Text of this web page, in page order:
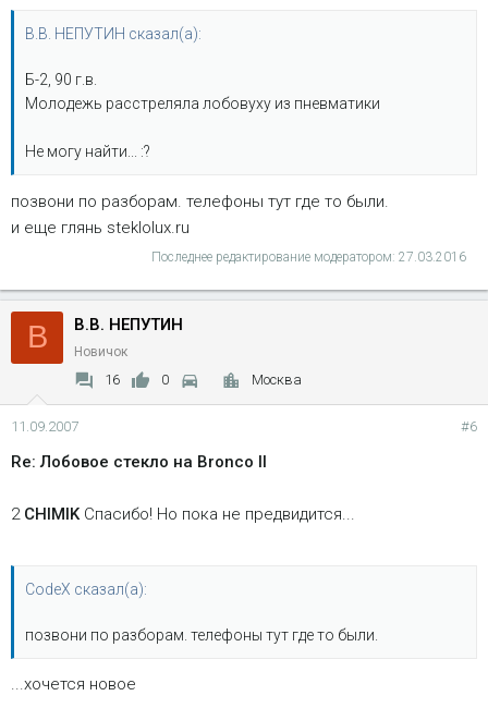
В.В. НЕПУТИН сказал(а):
Б-2, 90 г.в.
Молодежь расстреляла лобовуху из пневматики
Не могу найти... :?
позвони по разборам. телефоны тут где то были.
и еще глянь steklolux.ru
Последнее редактирование модератором: 27.03.2016
В В.В. НЕПУТИН
Новичок
16 0 Москва
11.09.2007 #6
Re: Лобовое стекло на Bronco II
2 CHIMIK Спасибо! Но пока не предвидится...
CodeX сказал(а):
позвони по разборам. телефоны тут где то были.
...хочется новое